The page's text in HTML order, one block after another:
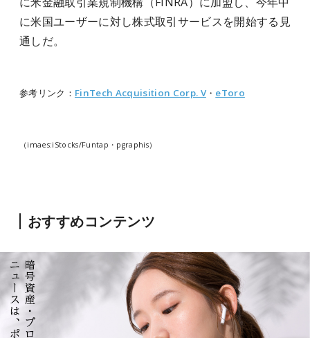
に米国ユーザーに対し株式取引サービスを開始する見
通しだ。
参考リンク： FinTech Acquisition Corp. V・ eToro
（imaes:iStocks/Funtap・pgraphis）
おすすめコンテンツ